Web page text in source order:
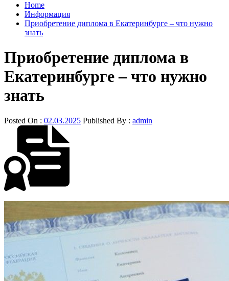
Home
Информация
Приобретение диплома в Екатеринбурге – что нужно
знать
Приобретение диплома в
Екатеринбурге – что нужно
знать
Posted On : 02.03.2025 Published By : admin